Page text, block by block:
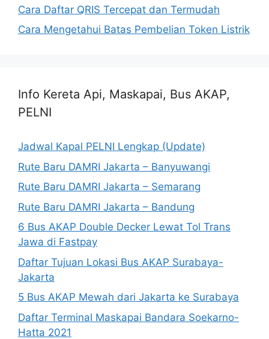
Cara Daftar QRIS Tercepat dan Termudah
Cara Mengetahui Batas Pembelian Token Listrik
Info Kereta Api, Maskapai, Bus AKAP,
PELNI
Jadwal Kapal PELNI Lengkap (Update)
Rute Baru DAMRI Jakarta – Banyuwangi
Rute Baru DAMRI Jakarta – Semarang
Rute Baru DAMRI Jakarta – Bandung
6 Bus AKAP Double Decker Lewat Tol Trans
Jawa di Fastpay
Daftar Tujuan Lokasi Bus AKAP Surabaya-
Jakarta
5 Bus AKAP Mewah dari Jakarta ke Surabaya
Daftar Terminal Maskapai Bandara Soekarno-
Hatta 2021